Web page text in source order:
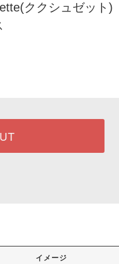
ククシュゼット)
イメージ